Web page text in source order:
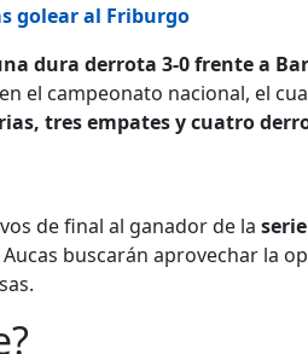
golear al Friburgo
dura derrota 3-0 frente a
el campeonato nacional, el
tres empates y cuatro
de final al ganador de la
buscarán aprovechar la